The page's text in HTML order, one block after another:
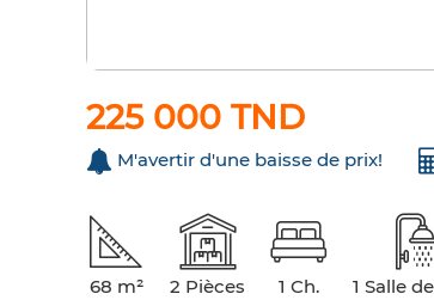
225 000 TND
M'avertir d'une baisse de prix!
68 m² 2 Pièces 1 Ch.
1 Salle